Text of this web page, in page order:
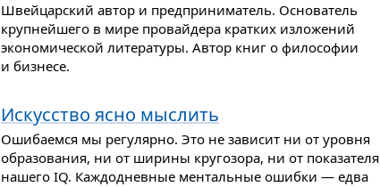
Швейцарский автор и предприниматель. Основатель
крупнейшего в мире провайдера кратких изложений
экономической литературы. Автор книг о философии
и бизнесе.
Искусство ясно мыслить
Ошибаемся мы регулярно. Это не зависит ни от уровня
образования, ни от ширины кругозора, ни от показателя
нашего IQ. Каждодневные ментальные ошибки — едва